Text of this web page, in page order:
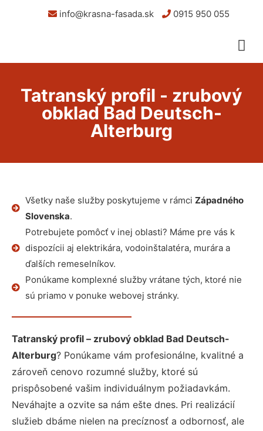
info@krasna-fasada.sk 0915 950 055
Tatranský profil - zrubový
obklad Bad Deutsch-
Alterburg
Všetky naše služby poskytujeme v rámci Západného
Slovenska.
Potrebujete pomôcť v inej oblasti? Máme pre vás k
dispozícii aj elektrikára, vodoinštalatéra, murára a
ďalších remeselníkov.
Ponúkame komplexné služby vrátane tých, ktoré nie
sú priamo v ponuke webovej stránky.
Tatranský profil – zrubový obklad Bad Deutsch-
Alterburg? Ponúkame vám profesionálne, kvalitné a
zároveň cenovo rozumné služby, ktoré sú
prispôsobené vašim individuálnym požiadavkám.
Neváhajte a ozvite sa nám ešte dnes. Pri realizácií
služieb dbáme nielen na precíznosť a odbornosť, ale